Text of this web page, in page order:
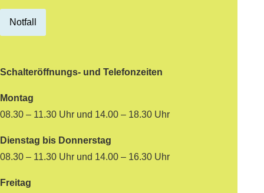
Notfall
Schalteröffnungs- und Telefonzeiten
Montag
08.30 – 11.30 Uhr und 14.00 – 18.30 Uhr
Dienstag bis Donnerstag
08.30 – 11.30 Uhr und 14.00 – 16.30 Uhr
Freitag